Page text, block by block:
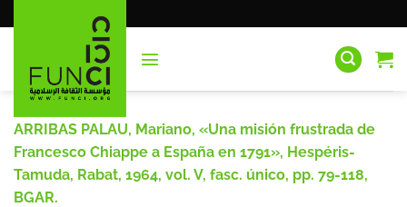
al
ARRIBAS PALAU, Mariano, «Una misión frustrada de
Francesco Chiappe a España en 1791», Hespéris-
Tamuda, Rabat, 1964, vol. V, fasc. único, pp. 79-118,
BGAR.